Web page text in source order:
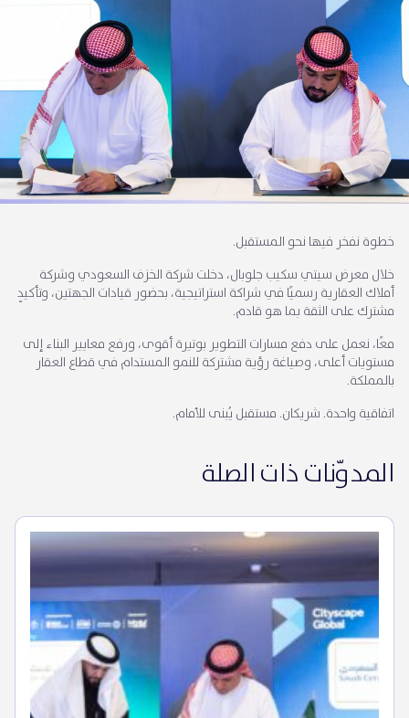
خطوة نفخر فيها نحو المستقبل.
خلال معرض سيتي سكيب جلوبال، دخلت شركة الخزف السعودي وشركة
أملاك العقارية رسميًا في شراكة استراتيجية، بحضور قيادات الجهتين، وتأكيدٍ
مشترك على الثقة بما هو قادم.
معًا، نعمل على دفع مسارات التطوير بوتيرة أقوى، ورفع معايير البناء إلى
مستويات أعلى، وصياغة رؤية مشتركة للنمو المستدام في قطاع العقار
بالمملكة.
اتفاقية واحدة. شريكان. مستقبل يُبنى للأمام.
المدوّنات ذات الصلة